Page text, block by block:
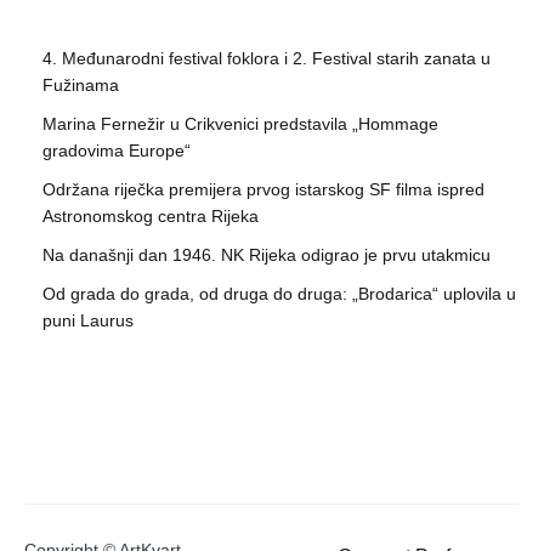
4. Međunarodni festival foklora i 2. Festival starih zanata u
Fužinama
Marina Fernežir u Crikvenici predstavila „Hommage
gradovima Europe“
Održana riječka premijera prvog istarskog SF filma ispred
Astronomskog centra Rijeka
Na današnji dan 1946. NK Rijeka odigrao je prvu utakmicu
Od grada do grada, od druga do druga: „Brodarica“ uplovila u
puni Laurus